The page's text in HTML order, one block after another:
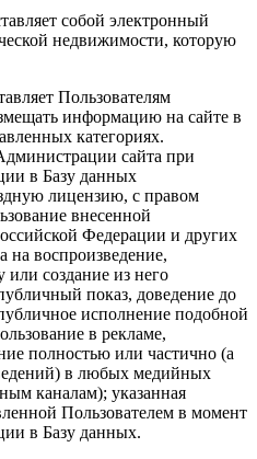
собой электронный
недвижимости, которую
Пользователям
информацию на сайте в
категориях.
сайта при
в Базу данных
лицензию, с правом
внесенной
Федерации и других
на воспроизведение,
или создание из него
показ, доведение до
исполнение подобной
в рекламе,
полностью или частично (а
в любых медийных
каналам); указанная
Пользователем в момент
в Базу данных.